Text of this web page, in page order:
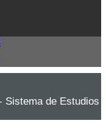
Sistema de Estudios